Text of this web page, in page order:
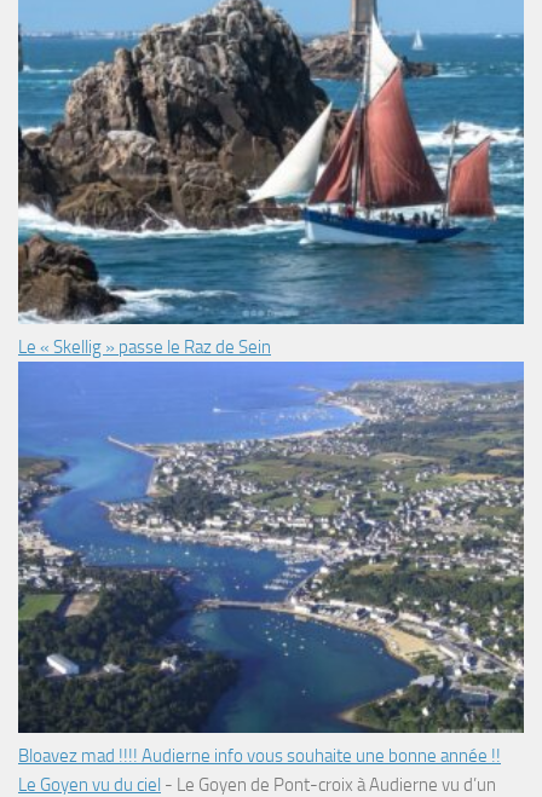
Le « Skellig » passe le Raz de Sein
Bloavez mad !!!! Audierne info vous souhaite une bonne année !!
Le Goyen vu du ciel - Le Goyen de Pont-croix à Audierne vu d’un